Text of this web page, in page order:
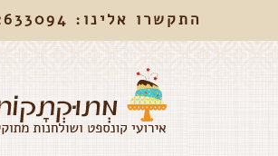
התקשרו אלינו: 052-2633094